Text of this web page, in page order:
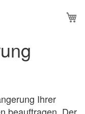
Ihrer